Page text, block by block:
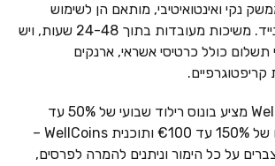
נקי ואינטואיטיבי, מותאם הן לשימוש
במחשב והן בטלפון נייד. משיכות מעובדות בתוך 24-48 שעות, ויש
תשלום כולל כרטיסי אשראי, ארנקים
קריפטוגרפיים.
לשחקנים קבועים, Welle מציע בונוס רילוד שבועי של 50% עד
€100, בונוס קריפטו של 150% עד €100 ותוכנית WellCoins –
על כל הימור וניתנים להמרה לפרסים,